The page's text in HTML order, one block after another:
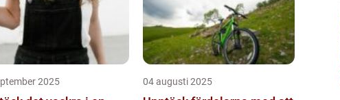
2025 04 augusti 2025